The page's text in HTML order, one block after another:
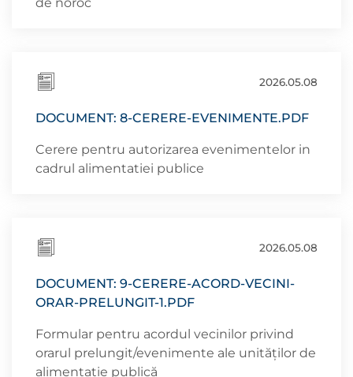
de noroc
2026.05.08
DOCUMENT: 8-CERERE-EVENIMENTE.PDF
Cerere pentru autorizarea evenimentelor in
cadrul alimentatiei publice
2026.05.08
DOCUMENT: 9-CERERE-ACORD-VECINI-
ORAR-PRELUNGIT-1.PDF
Formular pentru acordul vecinilor privind
orarul prelungit/evenimente ale unităților de
alimentație publică